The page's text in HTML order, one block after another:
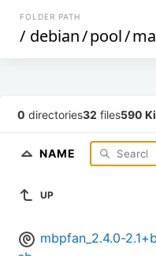
FOLDER PATH
/ debian/pool/
0 directories32 files590
NAME
UP
mbpfan_2.4.0-